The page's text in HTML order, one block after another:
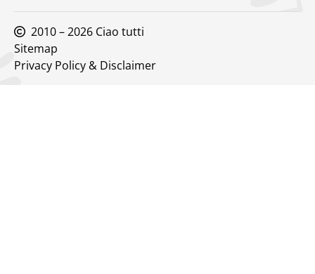
2010 – 2026 Ciao tutti
Sitemap
Privacy Policy & Disclaimer